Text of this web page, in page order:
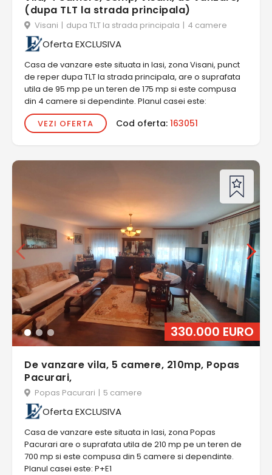
(dupa TLT la strada principala)
Visani | dupa TLT la strada principala | 4 camere
Oferta EXCLUSIVA
Casa de vanzare este situata in Iasi, zona Visani, punct
de reper dupa TLT la strada principala, are o suprafata
utila de 95 mp pe un teren de 175 mp si este compusa
din 4 camere si dependinte. Planul casei este:
VEZI OFERTA
Cod oferta: 163051
330.000 EURO
De vanzare vila, 5 camere, 210mp, Popas
Pacurari,
Popas Pacurari | 5 camere
Oferta EXCLUSIVA
Casa de vanzare este situata in Iasi, zona Popas
Pacurari are o suprafata utila de 210 mp pe un teren de
700 mp si este compusa din 5 camere si dependinte.
Planul casei este: P+E1